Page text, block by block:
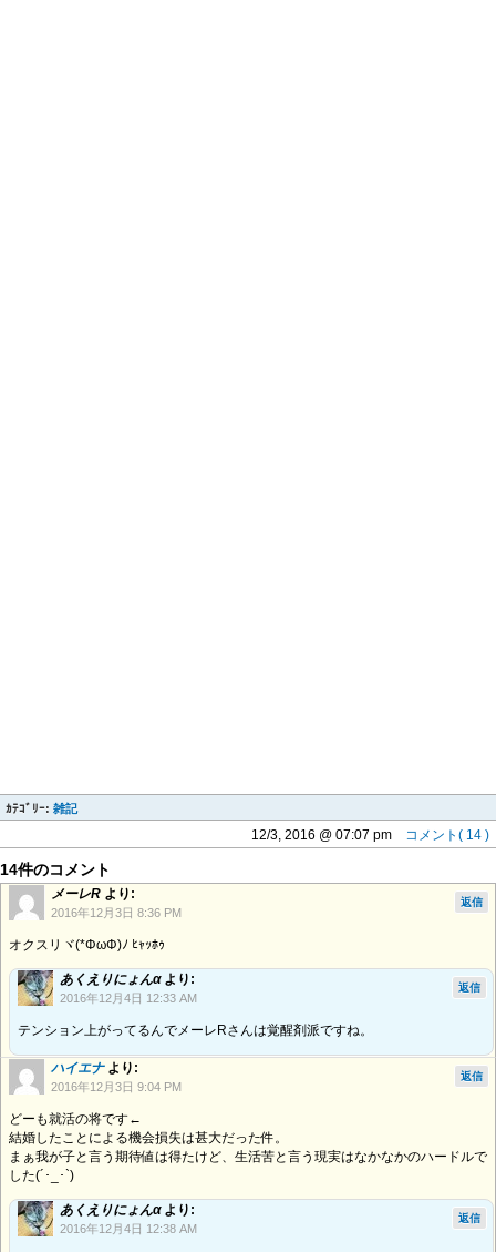
ｶﾃｺﾞﾘｰ: 雑記
12/3, 2016 @ 07:07 pm コメント( 14 )
14件のコメント
メーレR より:
2016年12月3日 8:36 PM
オクスリヾ(*ΦωΦ)ﾉ ﾋｬｯﾎｩ
返信
あくえりにょんα より:
2016年12月4日 12:33 AM
テンション上がってるんでメーレRさんは覚醒剤派ですね。
返信
ハイエナ より:
2016年12月3日 9:04 PM
どーも就活の将です←
結婚したことによる機会損失は甚大だった件。
まぁ我が子と言う期待値は得たけど、生活苦と言う現実はなかなかのハードルで
した(´･_･`)
返信
あくえりにょんα より:
2016年12月4日 12:38 AM
返信